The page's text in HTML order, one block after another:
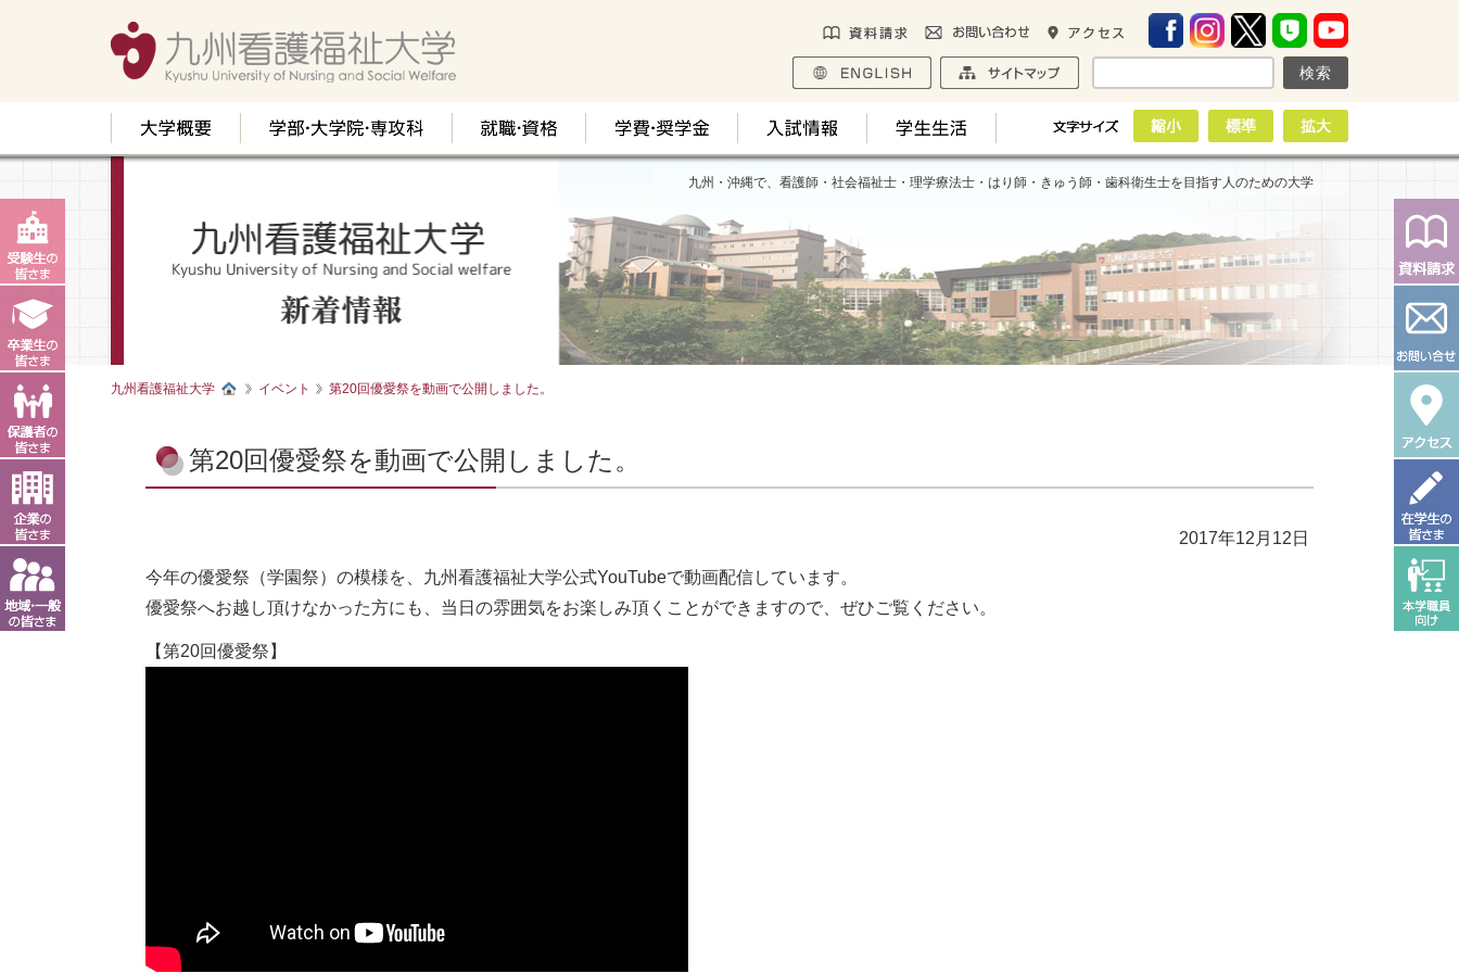
九州・沖縄で、看護師・社会福祉士・理学療法士・はり師・きゅう師・歯科衛生士を目指す人のための大学
九州看護福祉大学 イベント 第20回優愛祭を動画で公開しました。
第20回優愛祭を動画で公開しました。
2017年12月12日
今年の優愛祭（学園祭）の模様を、九州看護福祉大学公式YouTubeで動画配信しています。
優愛祭へお越し頂けなかった方にも、当日の雰囲気をお楽しみ頂くことができますので、ぜひご覧ください。
【第20回優愛祭】